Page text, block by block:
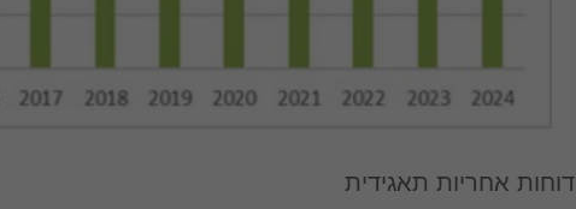
דוחות אחריות תאגידית